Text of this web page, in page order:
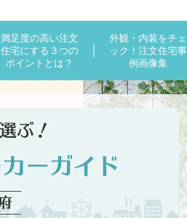
満足度の高い注文
住宅にする３つの
ポイントとは？
外観・内装をチェ
ック！注文住宅事
例画像集